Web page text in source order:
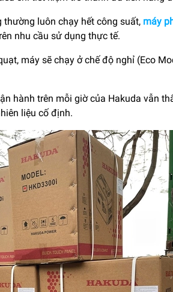
luôn chạy hết công suất, máy
nhu cầu sử dụng thực tế.
máy sẽ chạy ở chế độ nghỉ (Eco
hành trên mỗi giờ của Hakuda vẫn
liệu cố định.